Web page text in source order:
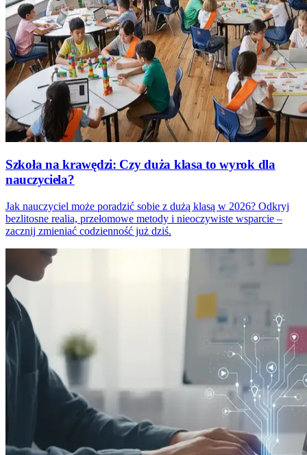
Szkoła na krawędzi: Czy duża klasa to wyrok dla
nauczyciela?
Jak nauczyciel może poradzić sobie z dużą klasą w 2026? Odkryj
bezlitosne realia, przełomowe metody i nieoczywiste wsparcie –
zacznij zmieniać codzienność już dziś.